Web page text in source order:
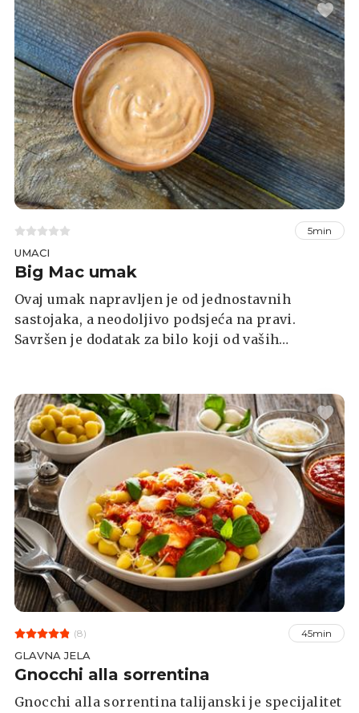
5min
UMACI
Big Mac umak
Ovaj umak napravljen je od jednostavnih
sastojaka, a neodoljivo podsjeća na pravi.
Savršen je dodatak za bilo koji od vaših
(8) 45min
GLAVNA JELA
Gnocchi alla sorrentina
Gnocchi alla sorrentina talijanski je specijalitet